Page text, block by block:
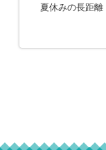
夏休みの長距